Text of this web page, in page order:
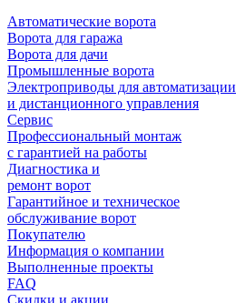
Автоматические ворота
Ворота для гаража
Ворота для дачи
Промышленные ворота
Электроприводы для автоматизации
и дистанционного управления
Сервис
Профессиональный монтаж
с гарантией на работы
Диагностика и
ремонт ворот
Гарантийное и техническое
обслуживание ворот
Покупателю
Информация о компании
Выполненные проекты
FAQ